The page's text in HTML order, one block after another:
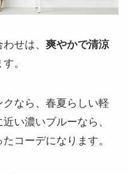
せは、 爽やかで清涼
。
なら、春夏らしい軽
い濃いブルーなら、
コーデになります。